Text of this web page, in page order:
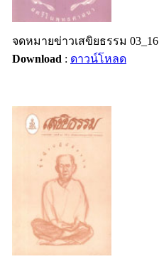
จดหมายข่าวเสขิยธรรม 03_16
Download : ดาวน์โหลด